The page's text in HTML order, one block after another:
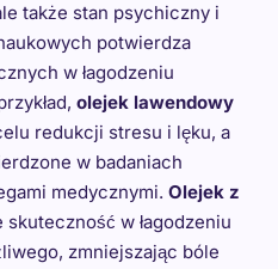
także stan psychiczny i
potwierdza
w łagodzeniu
olejek lawendowy
redukcji stresu i lęku, a
w badaniach
medycznymi. Olejek z
w łagodzeniu
zmniejszając bóle